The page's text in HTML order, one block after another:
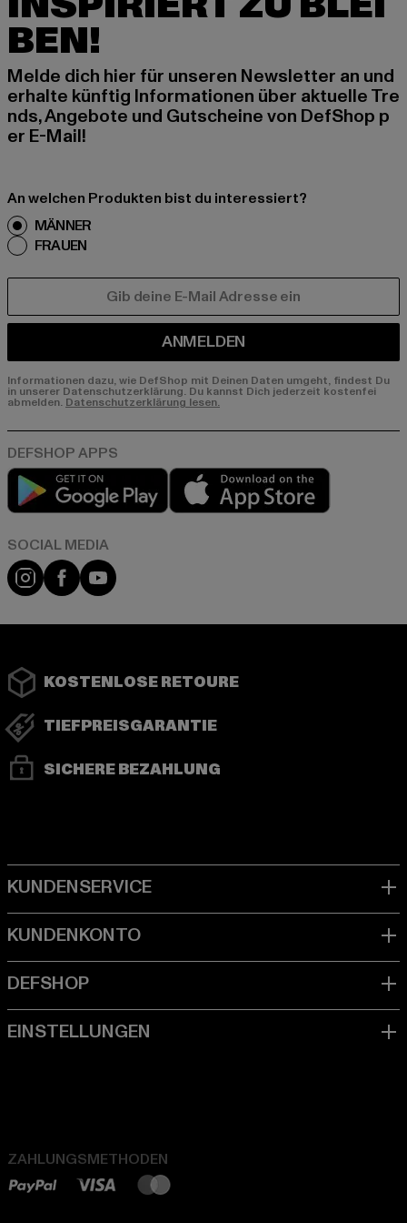
BEN!
Melde dich hier für unseren Newsletter an und
erhalte künftig Informationen über aktuelle Tre
nds, Angebote und Gutscheine von DefShop p
er E-Mail!
An welchen Produkten bist du interessiert?
MÄNNER
FRAUEN
ANMELDEN
Informationen dazu, wie DefShop mit Deinen Daten umgeht, findest Du
in unserer Datenschutzerklärung. Du kannst Dich jederzeit kostenfei
abmelden. Datenschutzerklärung lesen.
Play market
Instagram
FacebookYouTube
KOSTENLOSE RETOURE
TIEFPREISGARANTIE
SICHERE BEZAHLUNG
ZAHLUNGSMETHODEN